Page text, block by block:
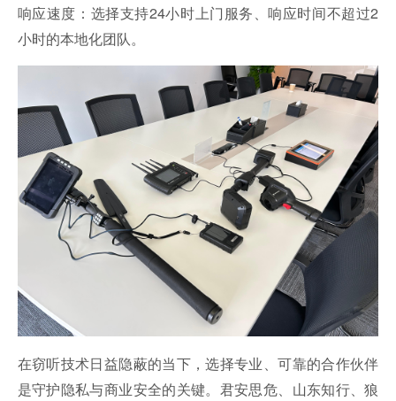
响应速度：选择支持24小时上门服务、响应时间不超过2
小时的本地化团队。
在窃听技术日益隐蔽的当下，选择专业、可靠的合作伙伴
是守护隐私与商业安全的关键。君安思危、山东知行、狼